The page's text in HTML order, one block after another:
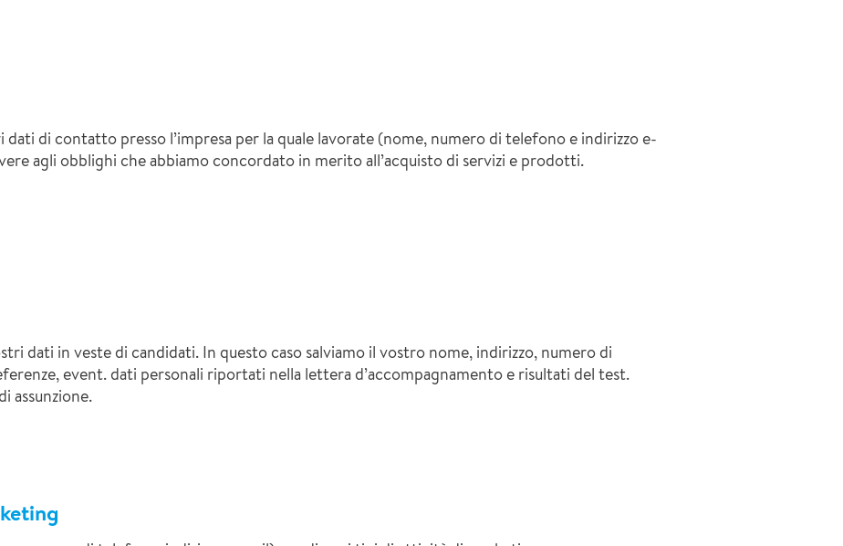
di contatto presso l’impresa per la quale lavorate (nome, numero di telefono e indirizzo e-
agli obblighi che abbiamo concordato in merito all’acquisto di servizi e prodotti.
dati in veste di candidati. In questo caso salviamo il vostro nome, indirizzo, numero di
event. dati personali riportati nella lettera d’accompagnamento e risultati del test.
assunzione.